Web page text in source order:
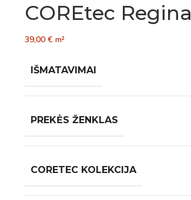
COREtec Regina
39,00 € m²
IŠMATAVIMAI
PREKĖS ŽENKLAS
CORETEC KOLEKCIJA